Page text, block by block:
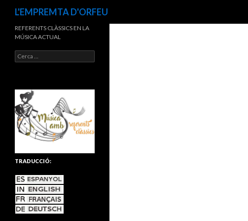
L'EMPREMTA D'ORFEU
REFERENTS CLÀSSICS EN LA
MÚSICA ACTUAL
C
e
a
TRADUCCIÓ: